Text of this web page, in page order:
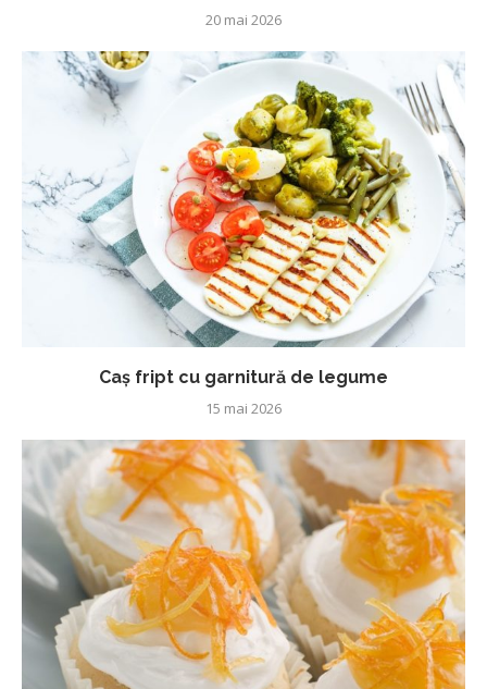
20 mai 2026
Caș fript cu garnitură de legume
15 mai 2026